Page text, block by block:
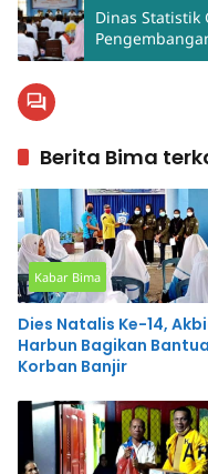
Dinas Statistik
Berita Bima
Kabar Bima
Dies Natalis Ke-14,
Harbun Bagikan
Korban Banjir